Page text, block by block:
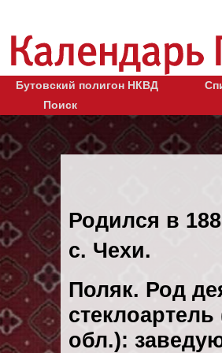
Бутовский полигон НКВД
Поиск
Родился в
с. Чехи.
Поляк. Род
обл.):